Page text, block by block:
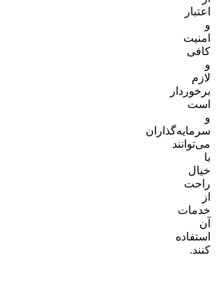
اعتبار
و
امنیت
کافی
و
لازم
برخوردار
است
و
سرمایه‌گذاران
می‌توانند
با
خیال
راحت
از
خدمات
آن
استفاده
کنند.